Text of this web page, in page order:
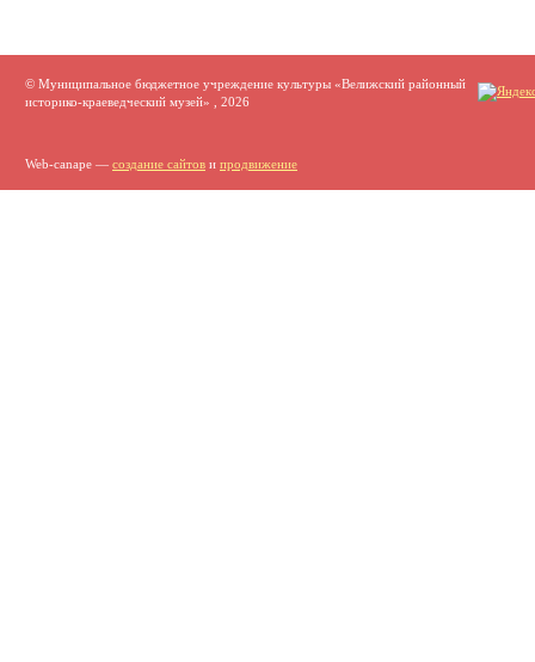
© Муниципальное бюджетное учреждение культуры «Велижский районный
историко-краеведческий музей» , 2026
Web-canape — создание сайтов и продвижение